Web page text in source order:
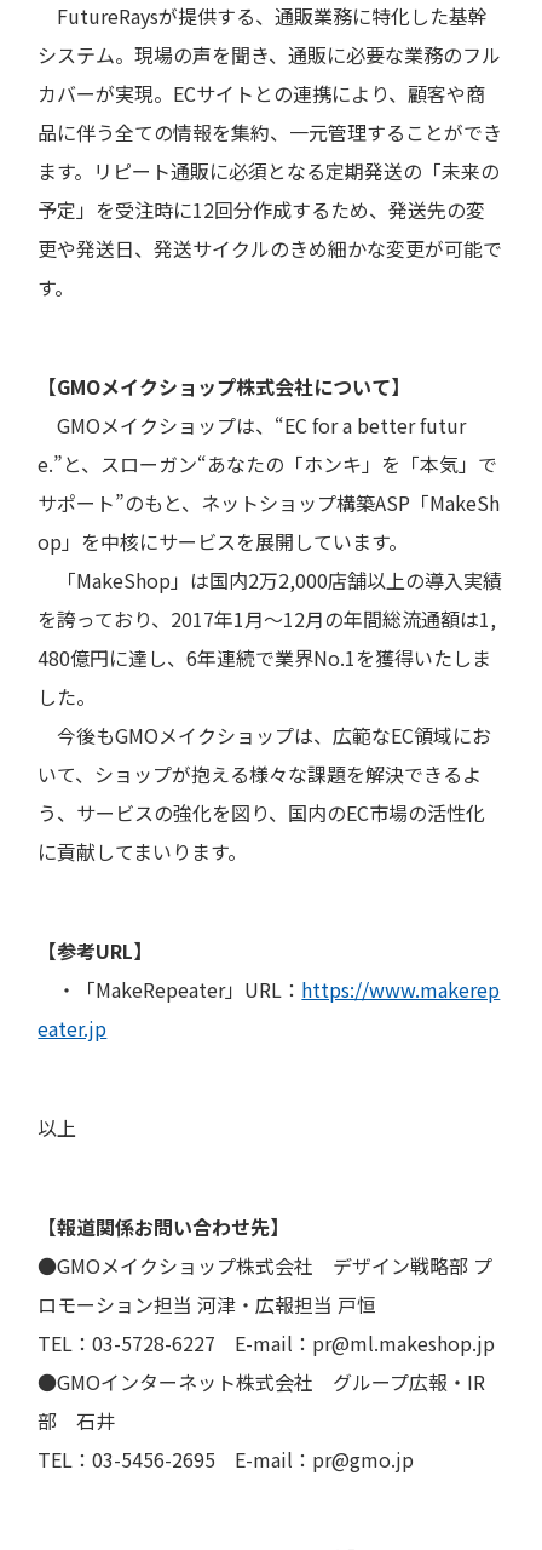
FutureRaysが提供する、通販業務に特化した基幹
システム。現場の声を聞き、通販に必要な業務のフル
カバーが実現。ECサイトとの連携により、顧客や商
品に伴う全ての情報を集約、一元管理することができ
ます。リピート通販に必須となる定期発送の「未来の
予定」を受注時に12回分作成するため、発送先の変
更や発送日、発送サイクルのきめ細かな変更が可能で
す。
【GMOメイクショップ株式会社について】
GMOメイクショップは、“EC for a better futur
e.”と、スローガン“あなたの「ホンキ」を「本気」で
サポート”のもと、ネットショップ構築ASP「MakeSh
op」を中核にサービスを展開しています。
「MakeShop」は国内2万2,000店舗以上の導入実績
を誇っており、2017年1月～12月の年間総流通額は1,
480億円に達し、6年連続で業界No.1を獲得いたしま
した。
今後もGMOメイクショップは、広範なEC領域にお
いて、ショップが抱える様々な課題を解決できるよ
う、サービスの強化を図り、国内のEC市場の活性化
に貢献してまいります。
【参考URL】
・「MakeRepeater」URL： https://www.makerep
eater.jp
以上
【報道関係お問い合わせ先】
●GMOメイクショップ株式会社 デザイン戦略部 プ
ロモーション担当 河津・広報担当 戸恒
TEL：03-5728-6227 E-mail：pr@ml.makeshop.jp
●GMOインターネット株式会社 グループ広報・IR
部 石井
TEL：03-5456-2695 E-mail：pr@gmo.jp